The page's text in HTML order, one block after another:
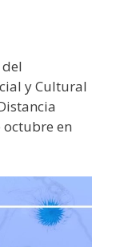
y Cultural
en